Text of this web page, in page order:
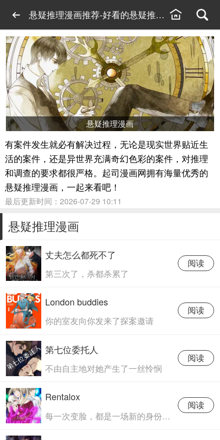
悬疑推理漫画推荐-好看的悬疑推理漫画
悬疑推理漫画
有案件发生就必有解决过程，无论是现实世界贴近生
活的案件，还是异世界充满奇幻色彩的案件，对推理
和调查的要求都很严格。起司漫画网拥有海量优秀的
悬疑推理漫画，一起来看吧！
最后更新时间：2026-07-29 10:11
悬疑推理漫画
丈夫怎么都死不了
第三次了，杀都杀累了
阅读
London buddies
你的室友向你发来了探案邀请
阅读
第七位委托人
不由自主地对她产生了一丝怜悯
阅读
Rentalox
每一次变脸，都是一场新的身份扮演
阅读